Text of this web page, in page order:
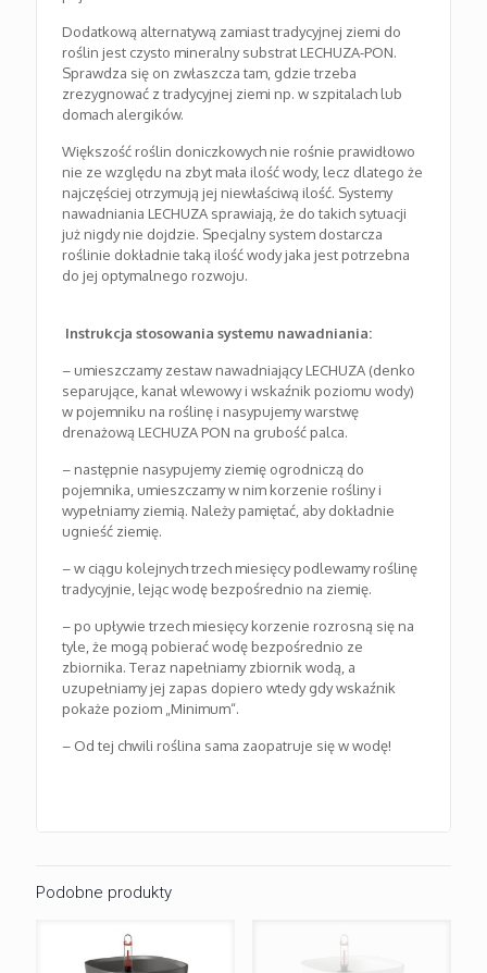
Dodatkową alternatywą zamiast tradycyjnej ziemi do
roślin jest czysto mineralny substrat LECHUZA-PON.
Sprawdza się on zwłaszcza tam, gdzie trzeba
zrezygnować z tradycyjnej ziemi np. w szpitalach lub
domach alergików.
Większość roślin doniczkowych nie rośnie prawidłowo
nie ze względu na zbyt mała ilość wody, lecz dlatego że
najczęściej otrzymują jej niewłaściwą ilość. Systemy
nawadniania LECHUZA sprawiają, że do takich sytuacji
już nigdy nie dojdzie. Specjalny system dostarcza
roślinie dokładnie taką ilość wody jaka jest potrzebna
do jej optymalnego rozwoju.
Instrukcja stosowania systemu nawadniania:
– umieszczamy zestaw nawadniający LECHUZA (denko
separujące, kanał wlewowy i wskaźnik poziomu wody)
w pojemniku na roślinę i nasypujemy warstwę
drenażową LECHUZA PON na grubość palca.
– następnie nasypujemy ziemię ogrodniczą do
pojemnika, umieszczamy w nim korzenie rośliny i
wypełniamy ziemią. Należy pamiętać, aby dokładnie
ugnieść ziemię.
– w ciągu kolejnych trzech miesięcy podlewamy roślinę
tradycyjnie, lejąc wodę bezpośrednio na ziemię.
– po upływie trzech miesięcy korzenie rozrosną się na
tyle, że mogą pobierać wodę bezpośrednio ze
zbiornika. Teraz napełniamy zbiornik wodą, a
uzupełniamy jej zapas dopiero wtedy gdy wskaźnik
pokaże poziom „Minimum“.
– Od tej chwili roślina sama zaopatruje się w wodę!
Podobne produkty